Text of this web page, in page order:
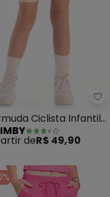
- Short
Ciclista Infantil
Cotton (Rosa)
deR$ 49,90